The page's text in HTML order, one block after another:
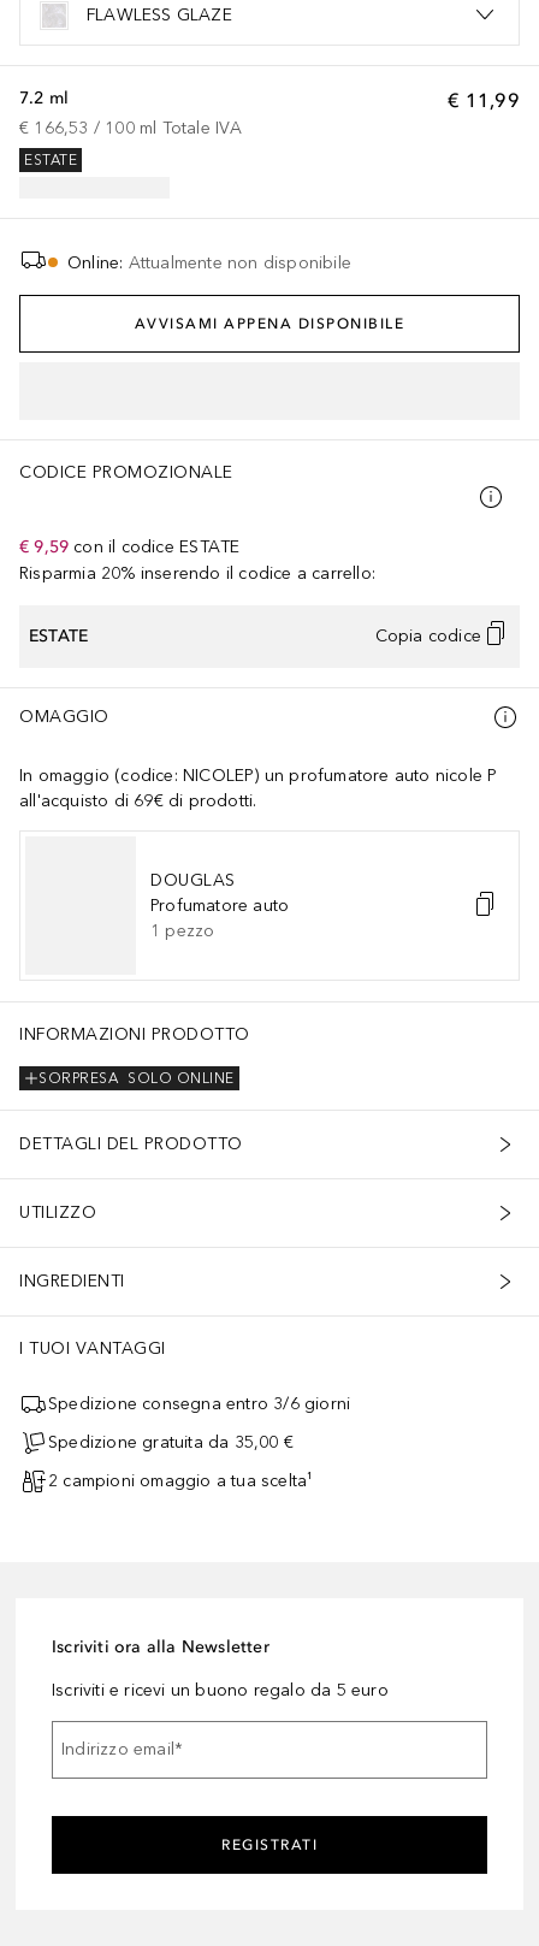
FLAWLESS GLAZE
€ 11,99
7.2 ml
€ 166,53 / 100 ml Totale IVA
ESTATE
Online: Attualmente non disponibile
AVVISAMI APPENA DISPONIBILE
CODICE PROMOZIONALE
€ 9,59 con il codice ESTATE
Risparmia 20% inserendo il codice a carrello:
ESTATE Copia codice
OMAGGIO
In omaggio (codice: NICOLEP) un profumatore auto nicole P
all'acquisto di 69€ di prodotti.
DOUGLAS
Profumatore auto
1 pezzo
INFORMAZIONI PRODOTTO
SOLO ONLINE
SORPRESA
DETTAGLI DEL PRODOTTO
UTILIZZO
INGREDIENTI
I TUOI VANTAGGI
Spedizione consegna entro 3/6 giorni
Spedizione gratuita da 35,00 €
2 campioni omaggio a tua scelta¹
Iscriviti ora alla Newsletter
Iscriviti e ricevi un buono regalo da 5 euro
Indirizzo email*
REGISTRATI